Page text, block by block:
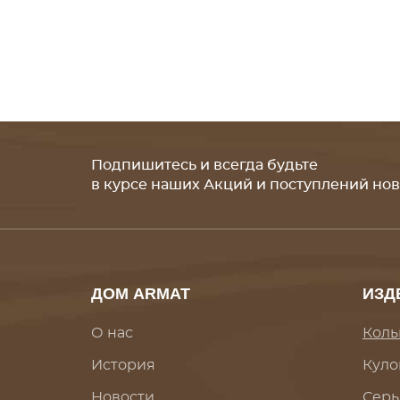
Подпишитесь и всегда будьте
в курсе наших Акций и поступлений
ДОМ ARMAT
О нас
История